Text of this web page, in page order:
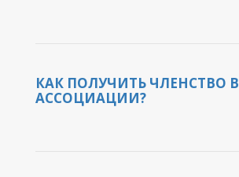
КАК ПОЛУЧИТЬ ЧЛЕНСТВО В
АССОЦИАЦИИ?